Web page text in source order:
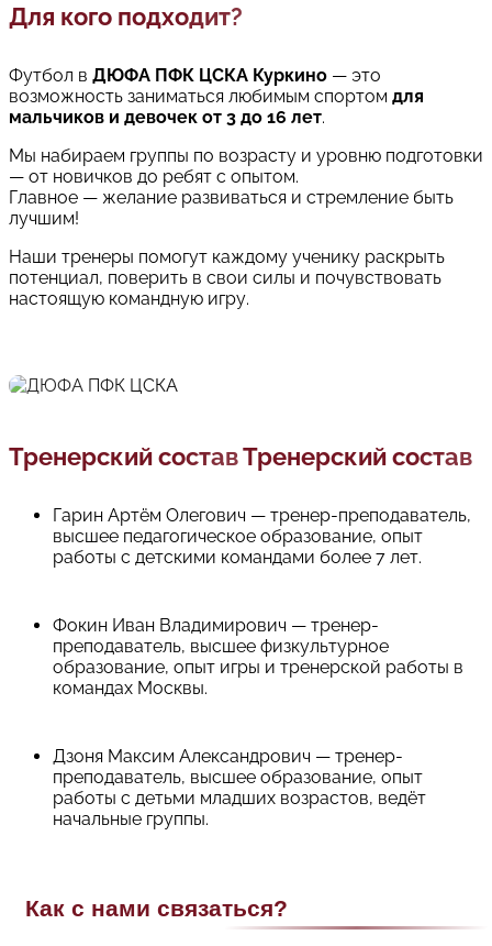
Для кого подходит?
Футбол в ДЮФА ПФК ЦСКА Куркино — это
возможность заниматься любимым спортом для
мальчиков и девочек от 3 до 16 лет.
Мы набираем группы по возрасту и уровню подготовки
— от новичков до ребят с опытом.
Главное — желание развиваться и стремление быть
лучшим!
Наши тренеры помогут каждому ученику раскрыть
потенциал, поверить в свои силы и почувствовать
настоящую командную игру.
Тренерский составТренерский состав
Гарин Артём Олегович — тренер-преподаватель,
высшее педагогическое образование, опыт
работы с детскими командами более 7 лет.
Фокин Иван Владимирович — тренер-
преподаватель, высшее физкультурное
образование, опыт игры и тренерской работы в
командах Москвы.
Дзоня Максим Александрович — тренер-
преподаватель, высшее образование, опыт
работы с детьми младших возрастов, ведёт
начальные группы.
Как с нами связаться?